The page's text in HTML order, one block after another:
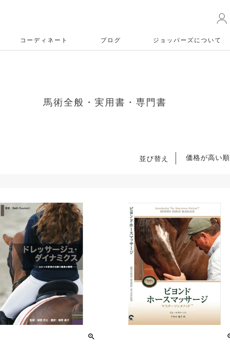
コーディネート ブログ ジョッパーズについて
馬術全般・実用書・専門書
並び替え 価格が高い順